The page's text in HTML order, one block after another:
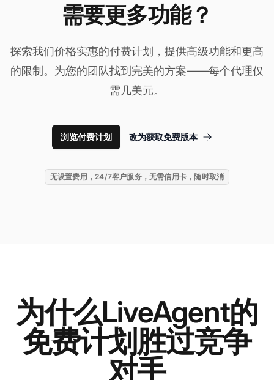
需要更多功能？
探索我们价格实惠的付费计划，提供高级功能和更高
的限制。为您的团队找到完美的方案——每个代理仅
需几美元。
浏览付费计划 改为获取免费版本
无设置费用，24/7客户服务，无需信用卡，随时取消
为什么LiveAgent的
免费计划胜过竞争
对手